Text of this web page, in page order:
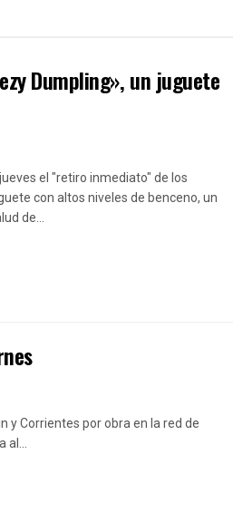
Dumpling», un juguete
el "retiro inmediato" de los
con altos niveles de benceno, un
de...
y Corrientes por obra en la red de